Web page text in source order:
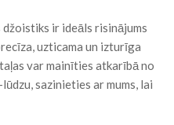
ir ideāls risinājums
uzticama un izturīga
var mainīties atkarībā no
sazinieties ar mums, lai